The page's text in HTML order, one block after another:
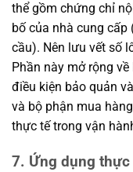
thể gồm chứng chỉ
bố của nhà cung cấp
cầu). Nên lưu vết số
Phần này mở rộng
điều kiện bảo quản
và bộ phận mua
thực tế trong vận
7. Ứng dụng